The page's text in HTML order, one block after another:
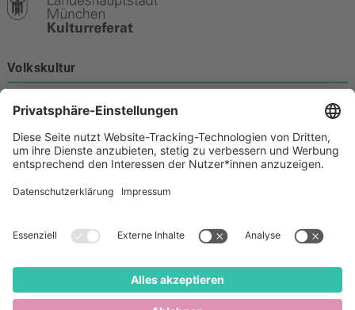
Volkskultur
80331 München
Kontakt
089 233-21172
volkskultur@muenchen.de